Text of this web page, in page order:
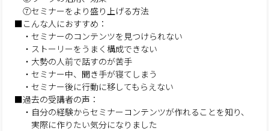
⑦セミナーをより盛り上げる方法
■こんな人におすすめ：
・セミナーのコンテンツを見つけられない
・ストーリーをうまく構成できない
・大勢の人前で話すのが苦手
・セミナー中、聞き手が寝てしまう
・セミナー後に行動に移してもらえない
■過去の受講者の声：
・自分の経験からセミナーコンテンツが作れることを知り、
実際に作りたい気分になりました